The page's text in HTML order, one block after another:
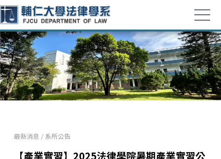
最新消息 / 系所公告
【產業實習】2025法律學院暑期產業實習公